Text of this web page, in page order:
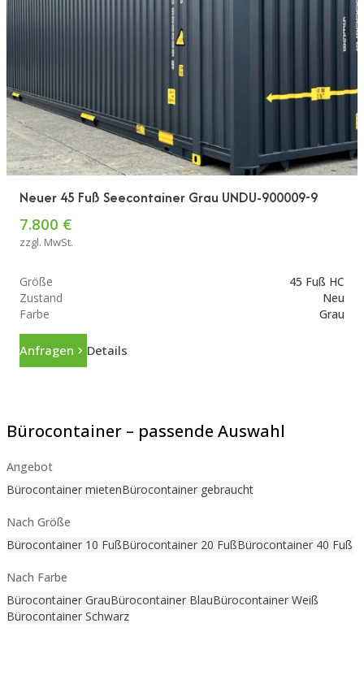
Neuer 45 Fuß Seecontainer Grau UNDU-900009-9
7.800 €
zzgl. MwSt.
Größe
45 Fuß HC
Zustand
Neu
Farbe
Grau
Anfragen Details
Bürocontainer – passende Auswahl
Angebot
Bürocontainer mietenBürocontainer gebraucht
Nach Größe
Bürocontainer 10 FußBürocontainer 20 FußBürocontainer 40 Fuß
Nach Farbe
Bürocontainer GrauBürocontainer BlauBürocontainer Weiß
Bürocontainer Schwarz